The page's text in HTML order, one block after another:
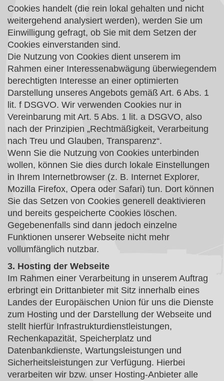
Cookies handelt (die rein lokal gehalten und nicht
weitergehend analysiert werden), werden Sie um
Einwilligung gefragt, ob Sie mit dem Setzen der
Cookies einverstanden sind.
Die Nutzung von Cookies dient unserem im
Rahmen einer Interessenabwägung überwiegendem
berechtigten Interesse an einer optimierten
Darstellung unseres Angebots gemäß Art. 6 Abs. 1
lit. f DSGVO. Wir verwenden Cookies nur in
Vereinbarung mit Art. 5 Abs. 1 lit. a DSGVO, also
nach der Prinzipien „Rechtmäßigkeit, Verarbeitung
nach Treu und Glauben, Transparenz“.
Wenn Sie die Nutzung von Cookies unterbinden
wollen, können Sie dies durch lokale Einstellungen
in Ihrem Internetbrowser (z. B. Internet Explorer,
Mozilla Firefox, Opera oder Safari) tun. Dort können
Sie das Setzen von Cookies generell deaktivieren
und bereits gespeicherte Cookies löschen.
Gegebenenfalls sind dann jedoch einzelne
Funktionen unserer Webseite nicht mehr
vollumfänglich nutzbar.
3. Hosting der Webseite
Im Rahmen einer Verarbeitung in unserem Auftrag
erbringt ein Drittanbieter mit Sitz innerhalb eines
Landes der Europäischen Union für uns die Dienste
zum Hosting und der Darstellung der Webseite und
stellt hierfür Infrastrukturdienstleistungen,
Rechenkapazität, Speicherplatz und
Datenbankdienste, Wartungsleistungen und
Sicherheitsleistungen zur Verfügung. Hierbei
verarbeiten wir bzw. unser Hosting-Anbieter alle